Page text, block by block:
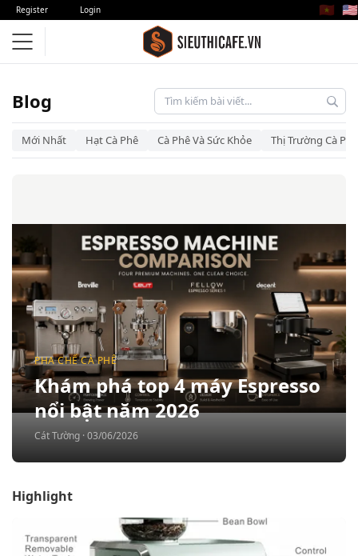
Register Login 🇻🇳 🇺🇸
Blog
Mới Nhất Hạt Cà Phê Cà Phê Và Sức Khỏe Thị Trường Cà Phê
PHA CHẾ CÀ PHÊ
Khám phá top 4 máy Espresso
nổi bật năm 2026
Cát Tường · 03/06/2026
Highlight